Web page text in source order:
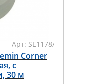
Арт: SE1178/FA03993
Corner
с
30 м